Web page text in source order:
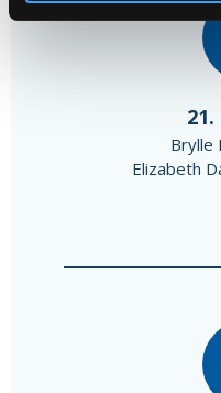
Brylle
Elizabeth